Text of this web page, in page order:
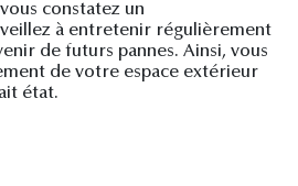
constatez un
à entretenir régulièrement
de futurs pannes. Ainsi, vous
de votre espace extérieur
état.